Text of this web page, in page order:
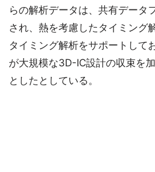
らの解析データは、共有データ
され、熱を考慮したタイミング
タイミング解析をサポートして
が大規模な3D-IC設計の収束を
としたとしている。